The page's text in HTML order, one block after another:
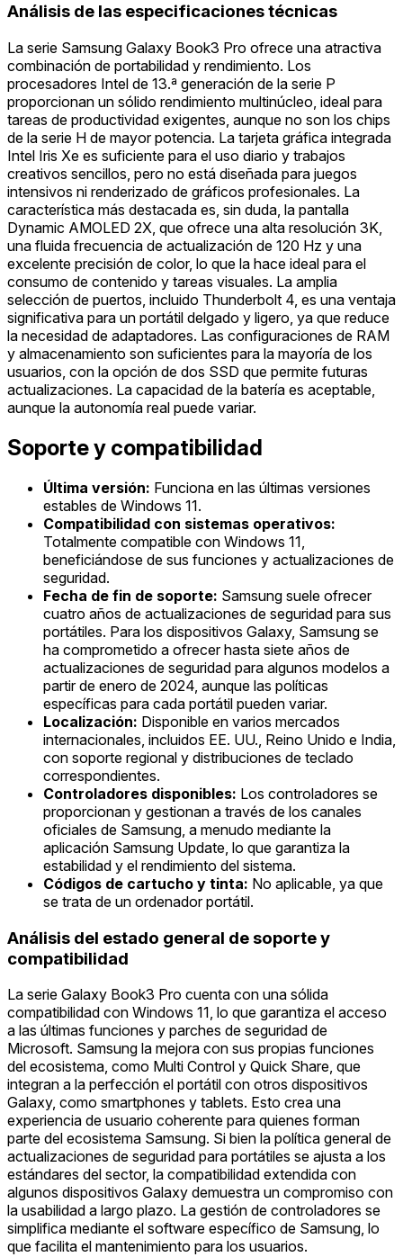
Análisis de las especificaciones técnicas
La serie Samsung Galaxy Book3 Pro ofrece una atractiva
combinación de portabilidad y rendimiento. Los
procesadores Intel de 13.ª generación de la serie P
proporcionan un sólido rendimiento multinúcleo, ideal para
tareas de productividad exigentes, aunque no son los chips
de la serie H de mayor potencia. La tarjeta gráfica integrada
Intel Iris Xe es suficiente para el uso diario y trabajos
creativos sencillos, pero no está diseñada para juegos
intensivos ni renderizado de gráficos profesionales. La
característica más destacada es, sin duda, la pantalla
Dynamic AMOLED 2X, que ofrece una alta resolución 3K,
una fluida frecuencia de actualización de 120 Hz y una
excelente precisión de color, lo que la hace ideal para el
consumo de contenido y tareas visuales. La amplia
selección de puertos, incluido Thunderbolt 4, es una ventaja
significativa para un portátil delgado y ligero, ya que reduce
la necesidad de adaptadores. Las configuraciones de RAM
y almacenamiento son suficientes para la mayoría de los
usuarios, con la opción de dos SSD que permite futuras
actualizaciones. La capacidad de la batería es aceptable,
aunque la autonomía real puede variar.
Soporte y compatibilidad
Última versión: Funciona en las últimas versiones
estables de Windows 11.
Compatibilidad con sistemas operativos:
Totalmente compatible con Windows 11,
beneficiándose de sus funciones y actualizaciones de
seguridad.
Fecha de fin de soporte: Samsung suele ofrecer
cuatro años de actualizaciones de seguridad para sus
portátiles. Para los dispositivos Galaxy, Samsung se
ha comprometido a ofrecer hasta siete años de
actualizaciones de seguridad para algunos modelos a
partir de enero de 2024, aunque las políticas
específicas para cada portátil pueden variar.
Localización: Disponible en varios mercados
internacionales, incluidos EE. UU., Reino Unido e India,
con soporte regional y distribuciones de teclado
correspondientes.
Controladores disponibles: Los controladores se
proporcionan y gestionan a través de los canales
oficiales de Samsung, a menudo mediante la
aplicación Samsung Update, lo que garantiza la
estabilidad y el rendimiento del sistema.
Códigos de cartucho y tinta: No aplicable, ya que
se trata de un ordenador portátil.
Análisis del estado general de soporte y
compatibilidad
La serie Galaxy Book3 Pro cuenta con una sólida
compatibilidad con Windows 11, lo que garantiza el acceso
a las últimas funciones y parches de seguridad de
Microsoft. Samsung la mejora con sus propias funciones
del ecosistema, como Multi Control y Quick Share, que
integran a la perfección el portátil con otros dispositivos
Galaxy, como smartphones y tablets. Esto crea una
experiencia de usuario coherente para quienes forman
parte del ecosistema Samsung. Si bien la política general de
actualizaciones de seguridad para portátiles se ajusta a los
estándares del sector, la compatibilidad extendida con
algunos dispositivos Galaxy demuestra un compromiso con
la usabilidad a largo plazo. La gestión de controladores se
simplifica mediante el software específico de Samsung, lo
que facilita el mantenimiento para los usuarios.